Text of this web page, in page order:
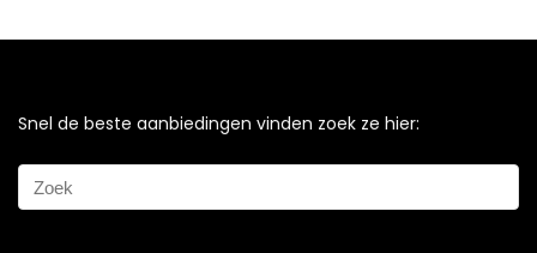
Snel de beste aanbiedingen vinden zoek ze hier: